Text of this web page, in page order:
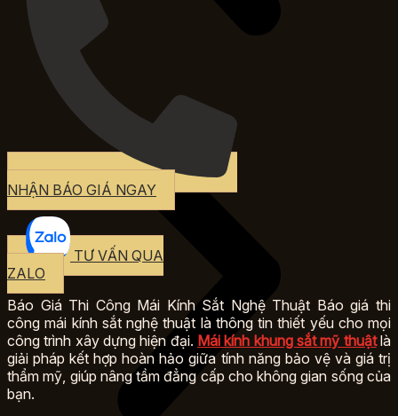
NHẬN BÁO GIÁ NGAY
TƯ VẤN QUA
ZALO
Báo Giá Thi Công Mái Kính Sắt Nghệ Thuật Báo giá thi
công mái kính sắt nghệ thuật là thông tin thiết yếu cho mọi
công trình xây dựng hiện đại. Mái kính khung sắt mỹ thuậtlà
giải pháp kết hợp hoàn hảo giữa tính năng bảo vệ và giá trị
thẩm mỹ, giúp nâng tầm đẳng cấp cho không gian sống của
bạn.